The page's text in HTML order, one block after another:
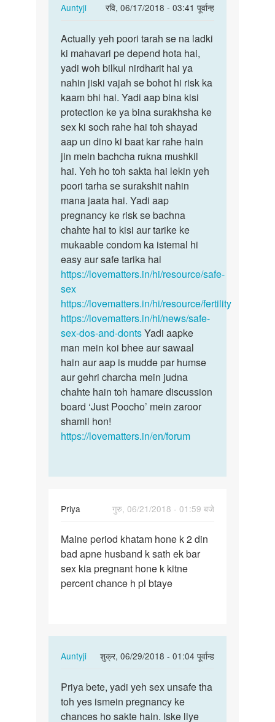
Auntyji
रवि, 06/17/2018 - 03:41 पूर्वान्ह
In
to
MC
aane
ki
date
ke
kitne
din…
by
Vinod
Actually
yeh
poori
tarah
se…
Actually yeh poori tarah se na ladki
ki mahavari pe depend hota hai,
yadi woh bilkul nirdharit hai ya
nahin jiski vajah se bohot hi risk ka
kaam bhi hai. Yadi aap bina kisi
protection ke ya bina surakhsha ke
sex ki soch rahe hai toh shayad
aap un dino ki baat kar rahe hain
jin mein bachcha rukna mushkil
hai. Yeh ho toh sakta hai lekin yeh
poori tarha se surakshit nahin
mana jaata hai. Yadi aap
pregnancy ke risk se bachna
chahte hai to kisi aur tarike ke
mukaable condom ka istemal hi
easy aur safe tarika hai
https://lovematters.in/hi/resource/safe-
sex
https://lovematters.in/hi/resource/fertility
https://lovematters.in/hi/news/safe-
sex-dos-and-dontsYadi aapke
man mein koi bhee aur sawaal
hain aur aap is mudde par humse
aur gehri charcha mein judna
chahte hain toh hamare discussion
board ‘Just Poocho’ mein zaroor
shamil hon!
https://lovematters.in/en/forum
Priya
गुरु, 06/21/2018 - 01:59 बजे
Maine
period
khatam
hone
Maine period khatam hone k 2 din
bad apne husband k sath ek bar
sex kia pregnant hone k kitne
percent chance h pl btaye
Auntyji
शुक्र, 06/29/2018 - 01:04 पूर्वान्ह
In
to
Maine
period
Priya
bete,
yadi
Priya bete, yadi yeh sex unsafe tha
toh yes ismein pregnancy ke
chances ho sakte hain. Iske liye